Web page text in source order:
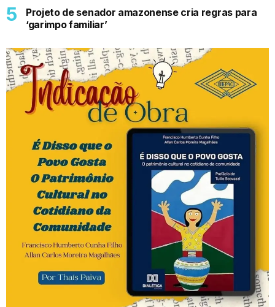
Projeto de senador amazonense cria regras para
‘garimpo familiar’